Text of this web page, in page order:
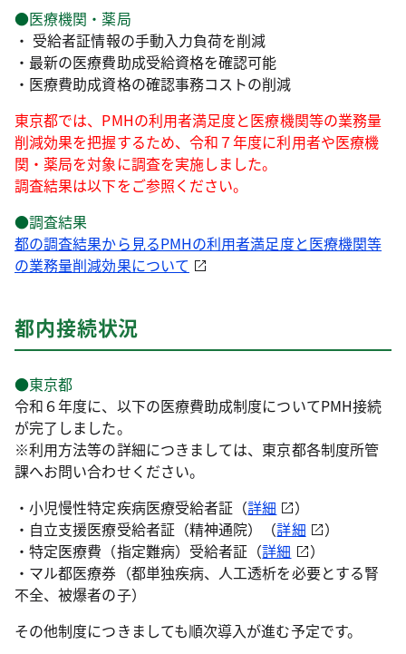
●医療機関・薬局
・ 受給者証情報の手動入力負荷を削減
・最新の医療費助成受給資格を確認可能
・医療費助成資格の確認事務コストの削減
東京都では、PMHの利用者満足度と医療機関等の業務量
削減効果を把握するため、令和７年度に利用者や医療機
関・薬局を対象に調査を実施しました。
調査結果は以下をご参照ください。
●調査結果
都の調査結果から見るPMHの利用者満足度と医療機関等
の業務量削減効果について
都内接続状況
●東京都
令和６年度に、以下の医療費助成制度についてPMH接続
が完了しました。
※利用方法等の詳細につきましては、東京都各制度所管
課へお問い合わせください。
・小児慢性特定疾病医療受給者証（詳細
）
・自立支援医療受給者証（精神通院）（詳細
）
・特定医療費（指定難病）受給者証（詳細
）
・マル都医療券（都単独疾病、人工透析を必要とする腎
不全、被爆者の子）
その他制度につきましても順次導入が進む予定です。